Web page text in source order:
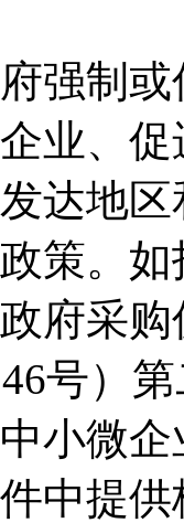
强制
业、
达地
策。
府采
46号）
小微
中提